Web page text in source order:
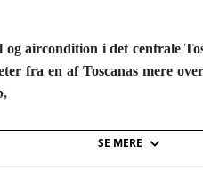
aircondition i det centrale
fra en af Toscanas mere
villa omgivet af
frokosten i skyggen under
SE MERE